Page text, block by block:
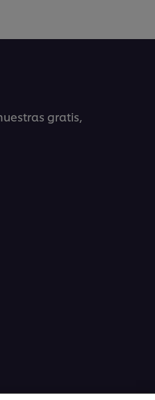
gratis,